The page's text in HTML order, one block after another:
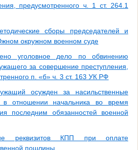
предусмотренного ч. 1 ст. 264.1
сборы председателей и
окружном военном суде
уголовное дело по обвинению
за совершение преступления,
п. «б» ч. 3 ст. 163 УК РФ
осужден за насильственные
в отношении начальника во время
последним обязанностей военной
реквизитов КПП при оплате
пошлины